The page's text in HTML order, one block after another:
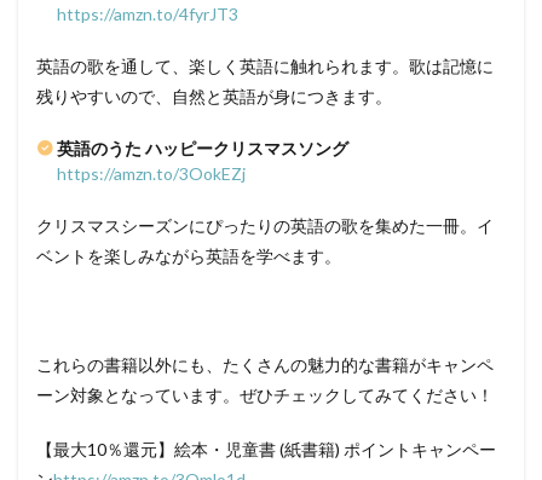
https://amzn.to/4fyrJT3
英語の歌を通して、楽しく英語に触れられます。歌は記憶に
残りやすいので、自然と英語が身につきます。
英語のうた ハッピークリスマスソング
https://amzn.to/3OokEZj
クリスマスシーズンにぴったりの英語の歌を集めた一冊。イ
ベントを楽しみながら英語を学べます。
これらの書籍以外にも、たくさんの魅力的な書籍がキャンペ
ーン対象となっています。ぜひチェックしてみてください！
【最大10％還元】絵本・児童書 (紙書籍) ポイントキャンペー